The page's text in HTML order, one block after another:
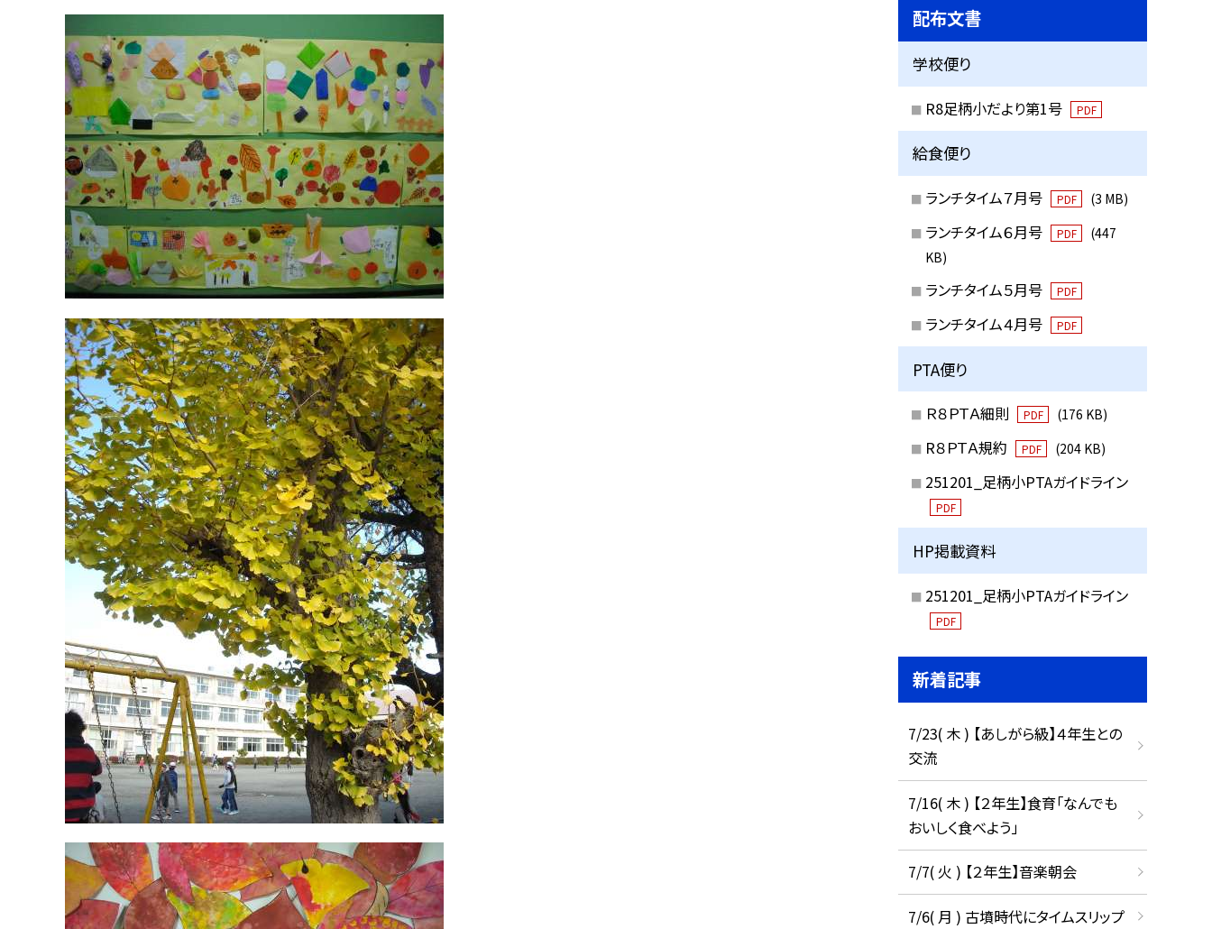
配布文書
学校便り
R8足柄小だより第1号 PDF
給食便り
ランチタイム７月号 PDF (3 MB)
ランチタイム６月号 PDF
(447
KB)
ランチタイム５月号 PDF
ランチタイム４月号 PDF
PTA便り
Ｒ８ＰＴＡ細則 PDF (176 KB)
R８ＰＴＡ規約 PDF (204 KB)
251201_足柄小PTAガイドライン
PDF
HP掲載資料
251201_足柄小PTAガイドライン
PDF
新着記事
7/23( 木 ) 【あしがら級】４年生との
交流
7/16( 木 ) 【２年生】食育「なんでも
おいしく食べよう」
7/7( 火 ) 【２年生】音楽朝会
7/6( 月 ) 古墳時代にタイムスリップ